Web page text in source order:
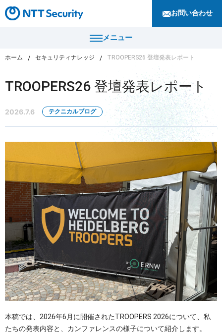
お問い合わせ
メニュー
製品・サービス
カテゴリから探す
セキュリティコンサルティング・教育・相談
セキュリティ診断・評価・調査
セキュリティ防御
セキュリティ監視・検知
セキュリティインシデント対応・調査
OTセキュリティ
サプライチェーンセキュリティ
IoTプロダクトセキュリティ
課題から探す
セキュリティナレッジ
ニュース
企業情報
採用情報
カタログダウンロード
ホーム セキュリティナレッジ TROOPERS26 登壇発表レポート
TROOPERS26 登壇発表レポート
2026.7.6 テクニカルブログ
本稿では、2026年6月に開催されたTROOPERS 2026について、私
たちの発表内容と、カンファレンスの様子について紹介します。